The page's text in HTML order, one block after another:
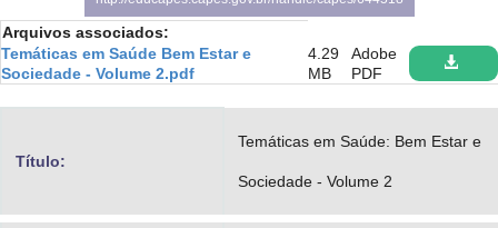
Gabinete de Segurança Institucional
Advocacia-Geral da União
Banco Central do Brasil
Arquivos associados:
Temáticas em Saúde Bem Estar e
Sociedade - Volume 2.pdf
4.29
MB
Adobe
PDF
Título:
Temáticas em Saúde: Bem Estar e
Sociedade - Volume 2